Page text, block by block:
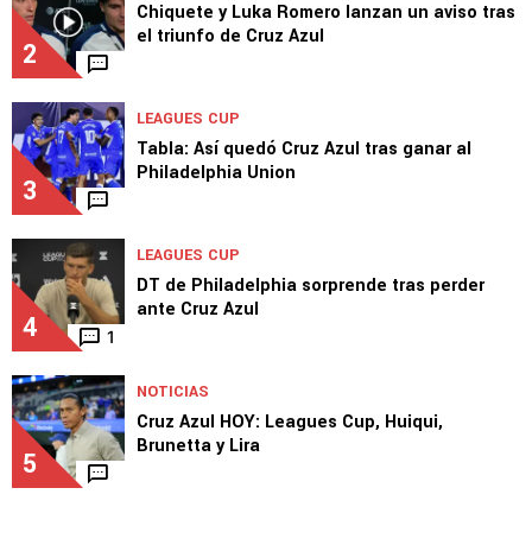
2
Chiquete y Luka Romero lanzan un aviso tras
el triunfo de Cruz Azul
3
LEAGUES CUP
Tabla: Así quedó Cruz Azul tras ganar al
Philadelphia Union
4 1
LEAGUES CUP
DT de Philadelphia sorprende tras perder
ante Cruz Azul
5
NOTICIAS
Cruz Azul HOY: Leagues Cup, Huiqui,
Brunetta y Lira